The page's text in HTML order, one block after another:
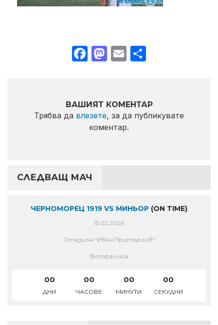
Facebook
Mastodon
Email
ВАШИЯТ КОМЕНТАР
Трябва да влезете, за да публикувате
коментар.
СЛЕДВАЩ МАЧ
ЧЕРНОМОРЕЦ 1919 VS МИНЬОР (ON TIME)
15.02.2026
Стадион "Иван Притъргов"
Втора лига
00
ДНИ
00
ЧАСОВЕ
00
МИНУТИ
00
СЕКУДНИ